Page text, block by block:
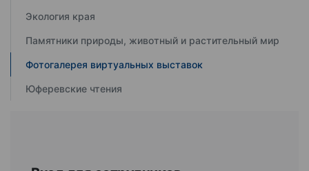
Экология края
Памятники природы, животный и растительный мир
Фотогалерея виртуальных выставок
Юферевские чтения